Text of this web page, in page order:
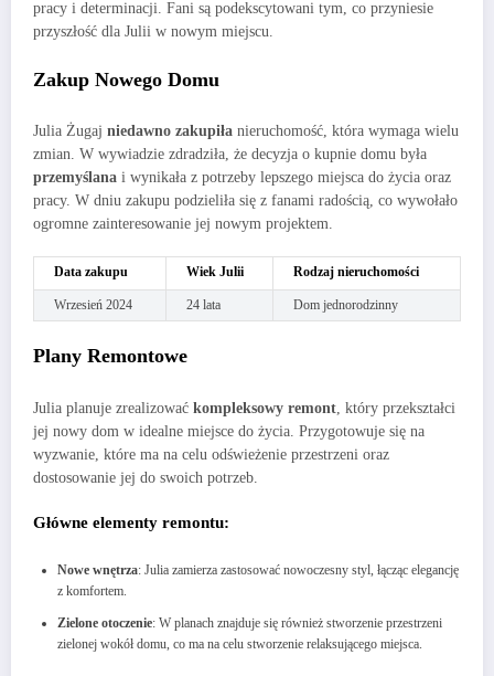
pracy i determinacji. Fani są podekscytowani tym, co przyniesie
przyszłość dla Julii w nowym miejscu.
Zakup Nowego Domu
Julia Żugaj niedawno zakupiła nieruchomość, która wymaga wielu
zmian. W wywiadzie zdradziła, że decyzja o kupnie domu była
przemyślana i wynikała z potrzeby lepszego miejsca do życia oraz
pracy. W dniu zakupu podzieliła się z fanami radością, co wywołało
ogromne zainteresowanie jej nowym projektem.
Data zakupu Wiek Julii Rodzaj nieruchomości
Wrzesień 2024 24 lata Dom jednorodzinny
Plany Remontowe
Julia planuje zrealizować kompleksowy remont , który przekształci
jej nowy dom w idealne miejsce do życia. Przygotowuje się na
wyzwanie, które ma na celu odświeżenie przestrzeni oraz
dostosowanie jej do swoich potrzeb.
Główne elementy remontu:
Nowe wnętrza: Julia zamierza zastosować nowoczesny styl, łącząc elegancję
z komfortem.
Zielone otoczenie: W planach znajduje się również stworzenie przestrzeni
zielonej wokół domu, co ma na celu stworzenie relaksującego miejsca.